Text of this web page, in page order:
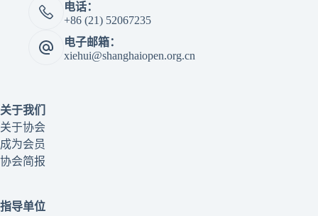
电话：
+86 (21) 52067235
电子邮箱：
xiehui@shanghaiopen.org.cn
关于我们
关于协会
成为会员
协会简报
指导单位